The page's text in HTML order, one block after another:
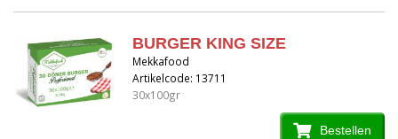
BURGER KING SIZE
Mekkafood
Artikelcode: 13711
30x100gr
Bestellen